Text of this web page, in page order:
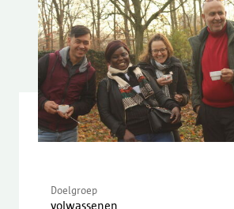
Doelgroep
volwassenen